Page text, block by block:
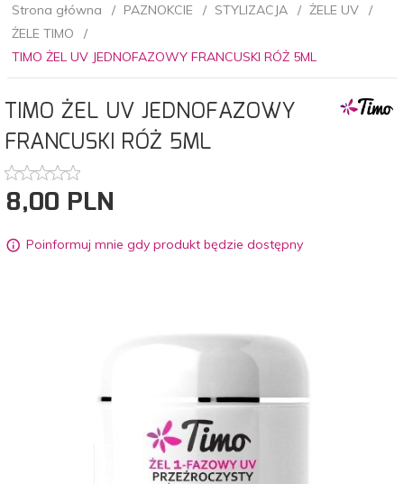
Strona główna PAZNOKCIE STYLIZACJA
ŻELE UV
ŻELE TIMO
TIMO ŻEL UV JEDNOFAZOWY FRANCUSKI RÓŻ 5ML
TIMO ŻEL UV JEDNOFAZOWY
FRANCUSKI RÓŻ 5ML
8,00 PLN
Poinformuj mnie gdy produkt będzie dostępny